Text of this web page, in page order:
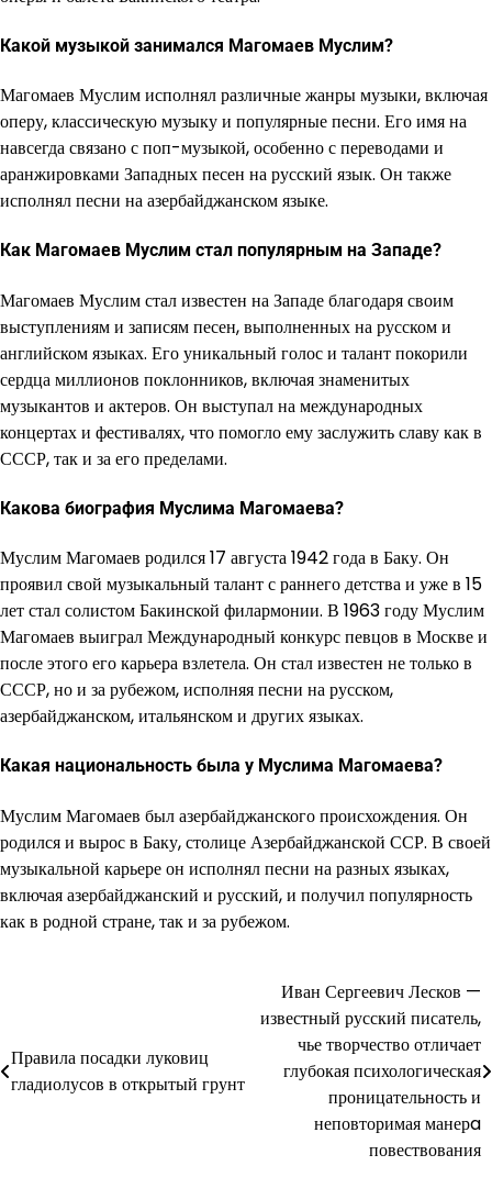
Какой музыкой занимался Магомаев Муслим?
Магомаев Муслим исполнял различные жанры музыки, включая
оперу, классическую музыку и популярные песни. Его имя на
навсегда связано с поп-музыкой, особенно с переводами и
аранжировками Западных песен на русский язык. Он также
исполнял песни на азербайджанском языке.
Как Магомаев Муслим стал популярным на Западе?
Магомаев Муслим стал известен на Западе благодаря своим
выступлениям и записям песен, выполненных на русском и
английском языках. Его уникальный голос и талант покорили
сердца миллионов поклонников, включая знаменитых
музыкантов и актеров. Он выступал на международных
концертах и фестивалях, что помогло ему заслужить славу как в
СССР, так и за его пределами.
Какова биография Муслима Магомаева?
Муслим Магомаев родился 17 августа 1942 года в Баку. Он
проявил свой музыкальный талант с раннего детства и уже в 15
лет стал солистом Бакинской филармонии. В 1963 году Муслим
Магомаев выиграл Международный конкурс певцов в Москве и
после этого его карьера взлетела. Он стал известен не только в
СССР, но и за рубежом, исполняя песни на русском,
азербайджанском, итальянском и других языках.
Какая национальность была у Муслима Магомаева?
Муслим Магомаев был азербайджанского происхождения. Он
родился и вырос в Баку, столице Азербайджанской ССР. В своей
музыкальной карьере он исполнял песни на разных языках,
включая азербайджанский и русский, и получил популярность
как в родной стране, так и за рубежом.
записям
Правила посадки луковиц
гладиолусов в открытый грунт
Иван Сергеевич Лесков —
известный русский писатель,
чье творчество отличает
глубокая психологическая
проницательность и
неповторимая манерa
повествования